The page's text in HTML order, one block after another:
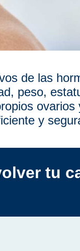
de las
peso,
ovarios
y
tu